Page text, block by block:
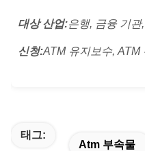
대상 산업:은행, 금융 기
신청:ATM 유지보수, ATM
태그:
Atm 부속물